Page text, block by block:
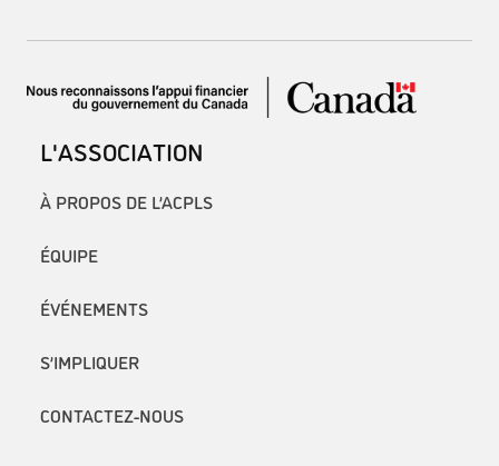
L'ASSOCIATION
À PROPOS DE L’ACPLS
ÉQUIPE
ÉVÉNEMENTS
S’IMPLIQUER
CONTACTEZ-NOUS